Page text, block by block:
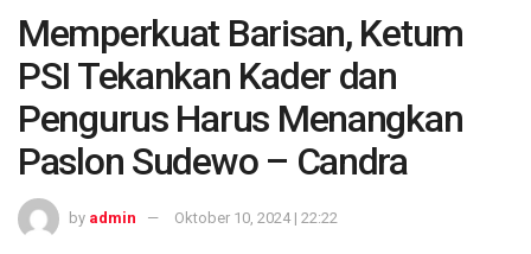
Memperkuat Barisan, Ketum
PSI Tekankan Kader dan
Pengurus Harus Menangkan
Paslon Sudewo – Candra
by admin Oktober 10, 2024 | 22:22